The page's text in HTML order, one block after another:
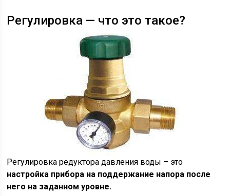
Регулировка — что это такое?
Регулировка редуктора давления воды – это
настройка прибора на поддержание напора после
него на заданном уровне.